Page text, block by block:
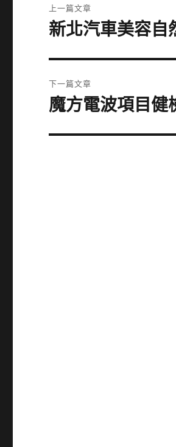
章
上一篇文章
上
篇
文
章:
新北汽車美容自
下一篇文章
下
篇
魔方電波項目健